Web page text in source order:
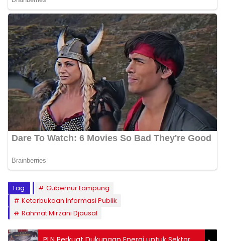
Tag:
Gubernur Lampung
Keterbukaan Informasi Publik
Rahmat Mirzani Djausal